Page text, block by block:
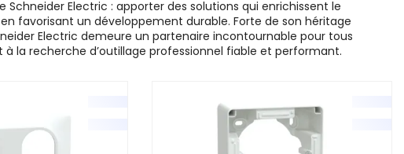
Schneider Electric : apporter des solutions qui enrichissent le
favorisant un développement durable. Forte de son héritage
Electric demeure un partenaire incontournable pour tous
la recherche d’outillage professionnel fiable et performant.